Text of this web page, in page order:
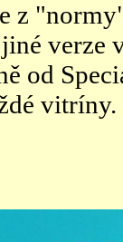
z
verze
od
vitríny.